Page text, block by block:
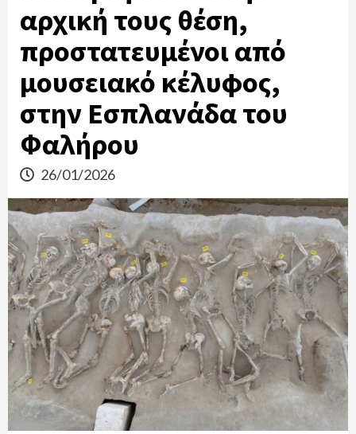
αρχική τους θέση,
προστατευμένοι από
μουσειακό κέλυφος,
στην Εσπλανάδα του
Φαλήρου
26/01/2026